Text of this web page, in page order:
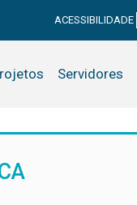
ACESSIBILIDADE
Servidores